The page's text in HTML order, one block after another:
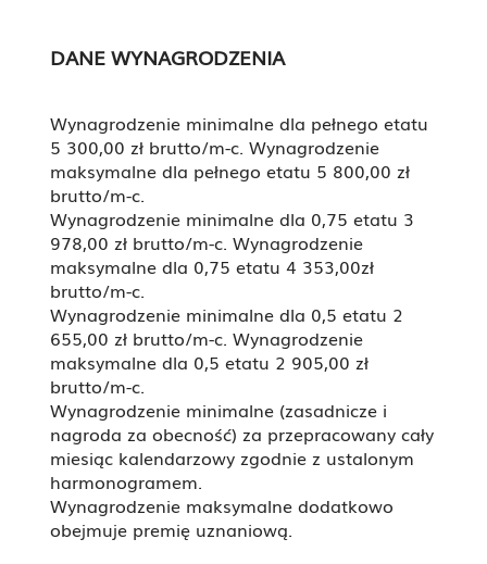
DANE WYNAGRODZENIA
Wynagrodzenie minimalne dla pełnego etatu
5 300,00 zł brutto/m-c. Wynagrodzenie
maksymalne dla pełnego etatu 5 800,00 zł
brutto/m-c.
Wynagrodzenie minimalne dla 0,75 etatu 3
978,00 zł brutto/m-c. Wynagrodzenie
maksymalne dla 0,75 etatu 4 353,00zł
brutto/m-c.
Wynagrodzenie minimalne dla 0,5 etatu 2
655,00 zł brutto/m-c. Wynagrodzenie
maksymalne dla 0,5 etatu 2 905,00 zł
brutto/m-c.
Wynagrodzenie minimalne (zasadnicze i
nagroda za obecność) za przepracowany cały
miesiąc kalendarzowy zgodnie z ustalonym
harmonogramem.
Wynagrodzenie maksymalne dodatkowo
obejmuje premię uznaniową.